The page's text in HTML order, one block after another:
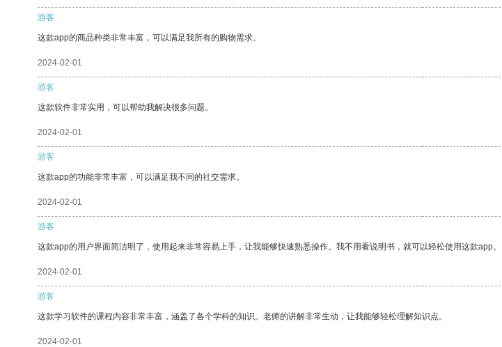
游客
这款app的商品种类非常丰富，可以满足我所有的购物需求。
2024-02-01
游客
这款软件非常实用，可以帮助我解决很多问题。
2024-02-01
游客
这款app的功能非常丰富，可以满足我不同的社交需求。
2024-02-01
游客
这款app的用户界面简洁明了，使用起来非常容易上手，让我能够快速熟悉操作。我不用看说明书，就可以轻松使用这款app。
2024-02-01
游客
这款学习软件的课程内容非常丰富，涵盖了各个学科的知识。老师的讲解非常生动，让我能够轻松理解知识点。
2024-02-01